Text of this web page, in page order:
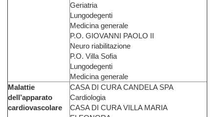
Geriatria
Lungodegenti
Medicina generale
P.O. GIOVANNI PAOLO II
Neuro riabilitazione
P.O. Villa Sofia
Lungodegenti
Medicina generale
Malattie
dell’apparato
cardiovascolare
CASA DI CURA CANDELA SPA
Cardiologia
CASA DI CURA VILLA MARIA